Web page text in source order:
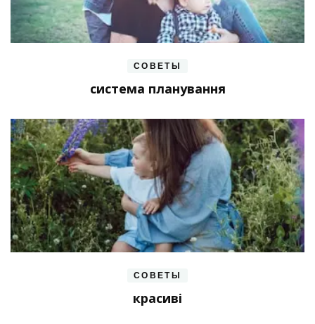
СОВЕТЫ
система планування
СОВЕТЫ
красиві